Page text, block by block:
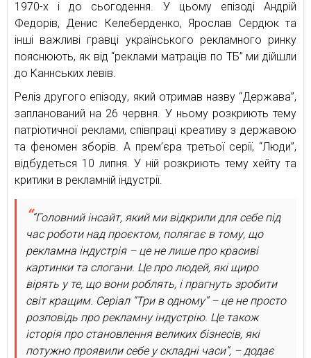
1970-х і до сьогодення. У цьому епізоді Андрій
Федорів, Денис Келеберденко, Ярослав Сердюк та
інші важливі гравці українського рекламного ринку
пояснюють, як від “реклами матраців по ТБ” ми дійшли
до Каннських левів.
Реліз другого епізоду, який отримав назву “Держава”,
запланований на 26 червня. У ньому розкриють тему
патріотичної реклами, співпраці креативу з державою
та феномен зборів. А прем’єра третьої серії, “Люди”,
відбудеться 10 липня. У ній розкриють тему хейту та
критики в рекламній індустрії.
“Головний інсайт, який ми відкрили для себе під
час роботи над проєктом, полягає в тому, що
рекламна індустрія – це не лише про красиві
картинки та слогани. Це про людей, які щиро
вірять у те, що вони роблять, і прагнуть зробити
світ кращим. Серіал “Три в одному” – це не просто
розповідь про рекламну індустрію. Це також
історія про становлення великих бізнесів, які
потужно проявили себе у складні часи”, – додає